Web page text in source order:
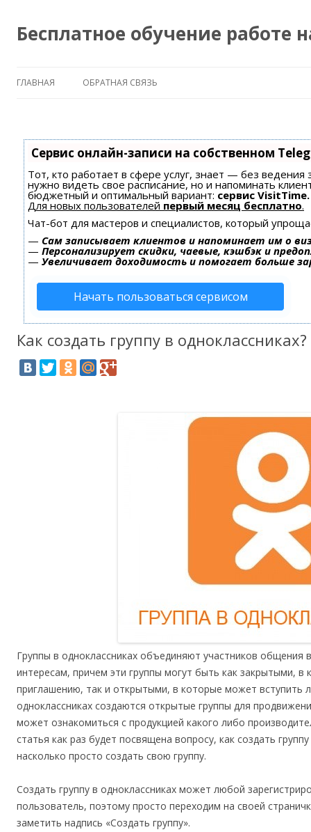
Бесплатное обучение работе
ГЛАВНАЯ ОБРАТНАЯ СВЯЗЬ
Сервис онлайн-записи на собственном
Тот, кто работает в сфере услуг, знает — без ведения
нужно видеть свое расписание, но и напоминать
бюджетный и оптимальный вариант: сервис VisitTime.
Для новых пользователей первый месяц бесплатно.
Чат-бот для мастеров и специалистов, который
— Сам записывает клиентов и напоминает им о
— Персонализирует скидки, чаевые, кэшбэк и
— Увеличивает доходимость и помогает больше
Начать пользоваться сервисом
Как создать группу в одноклассниках?
Группы в одноклассниках объединяют участников общения
интересам, причем эти группы могут быть как закрытыми,
приглашению, так и открытыми, в которые может
одноклассниках создаются открытые группы для
может ознакомиться с продукцией какого либо
статья как раз будет посвящена вопросу, как создать
насколько просто создать свою группу.
Создать группу в одноклассниках может любой
пользователь, поэтому просто переходим на своей
заметить надпись «Создать группу».